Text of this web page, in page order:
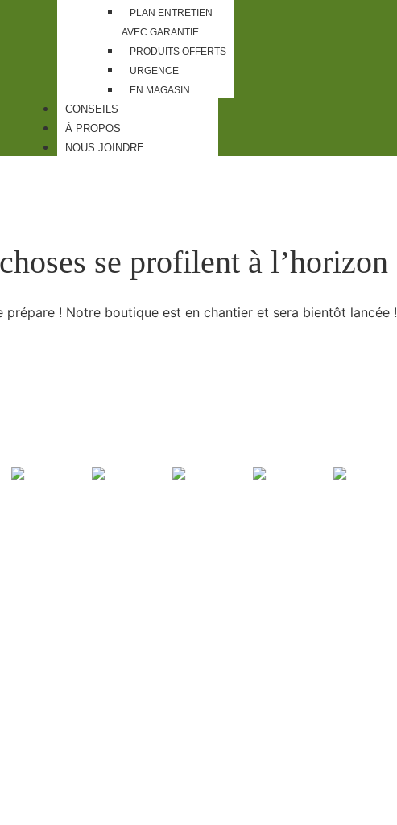
PLAN ENTRETIEN
AVEC GARANTIE
PRODUITS OFFERTS
URGENCE
EN MAGASIN
CONSEILS
À PROPOS
NOUS JOINDRE
se profilent à l’horizon
prépare ! Notre boutique est en chantier et sera bientôt lancée !